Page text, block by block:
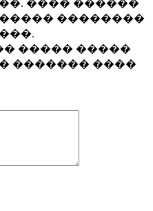
���� ������
��������
����� �����
������� ����